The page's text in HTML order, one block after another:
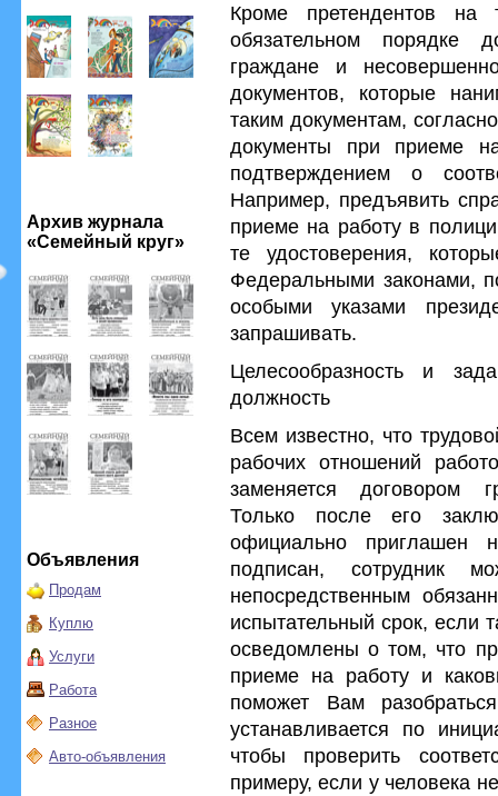
Архив журнала
«Семейный круг»
Объявления
Продам
Куплю
Услуги
Работа
Разное
Авто-объявления
Кроме претендентов на
обязательном порядке
граждане и
документов, которые
таким документам,
документы при приеме
подтверждением о
Например, предъявить
приеме на работу в
те удостоверения,
Федеральными законами,
особыми указами
запрашивать.
Целесообразность и
должность
Всем известно, что
рабочих отношений
заменяется договором
Только после его
официально приглашен
подписан, сотрудник
непосредственным
испытательный срок, если
осведомлены о том, что
приеме на работу и
поможет Вам
устанавливается по
чтобы проверить
примеру, если у человека